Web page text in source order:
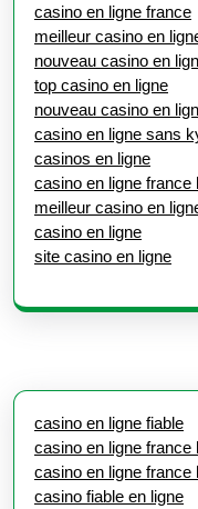
casino en ligne france
meilleur casino en
nouveau casino en
top casino en ligne
nouveau casino en
casino en ligne sans
casinos en ligne
casino en ligne france
meilleur casino en
casino en ligne
site casino en ligne
casino en ligne fiable
casino en ligne france
casino en ligne france
casino fiable en ligne